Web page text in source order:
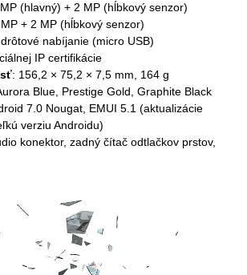
(hlavný) + 2 MP (hĺbkový senzor)
+ 2 MP (hĺbkový senzor)
nabíjanie (micro USB)
IP certifikácie
: 156,2 × 75,2 × 7,5 mm, 164 g
Blue, Prestige Gold, Graphite Black
7.0 Nougat, EMUI 5.1 (aktualizácie
verziu Androidu)
konektor, zadný čítač odtlačkov prstov,